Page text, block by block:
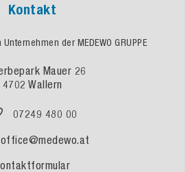
Kontakt
Unternehmen der MEDEWO GRUPPE
Mauer 26
4702 Wallern
07249 480 00
office@medewo.at